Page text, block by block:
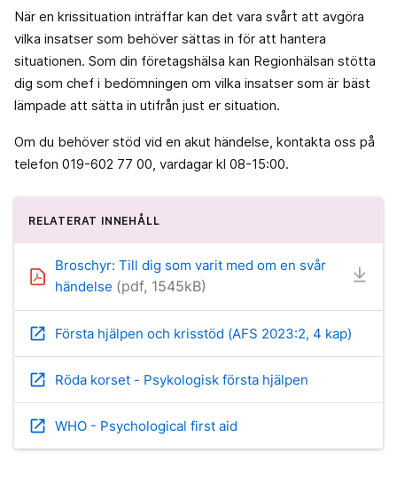
När en krissituation inträffar kan det vara svårt att avgöra
vilka insatser som behöver sättas in för att hantera
situationen. Som din företagshälsa kan Regionhälsan stötta
dig som chef i bedömningen om vilka insatser som är bäst
lämpade att sätta in utifrån just er situation.
Om du behöver stöd vid en akut händelse, kontakta oss på
telefon 019-602 77 00, vardagar kl 08-15:00.
RELATERAT INNEHÅLL
Broschyr: Till dig som varit med om en svår
händelse (pdf, 1545kB)
open_in_new Första hjälpen och krisstöd (AFS 2023:2, 4 kap)
open_in_new Röda korset - Psykologisk första hjälpen
open_in_new WHO - Psychological first aid